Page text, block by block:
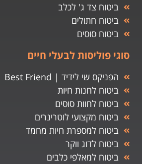
ביטוח צד ג' לכלב
ביטוח חתולים
ביטוח סוסים
סוגי פוליסות לבעלי חיים
הפניקס שי לידיד | Best Friend
ביטוח לחנות חיות
ביטוח לחוות סוסים
ביטוח מקצועי לוטרינרים
ביטוח למספרת חיות מחמד
ביטוח לדוג ווקר
ביטוח למאלפי כלבים